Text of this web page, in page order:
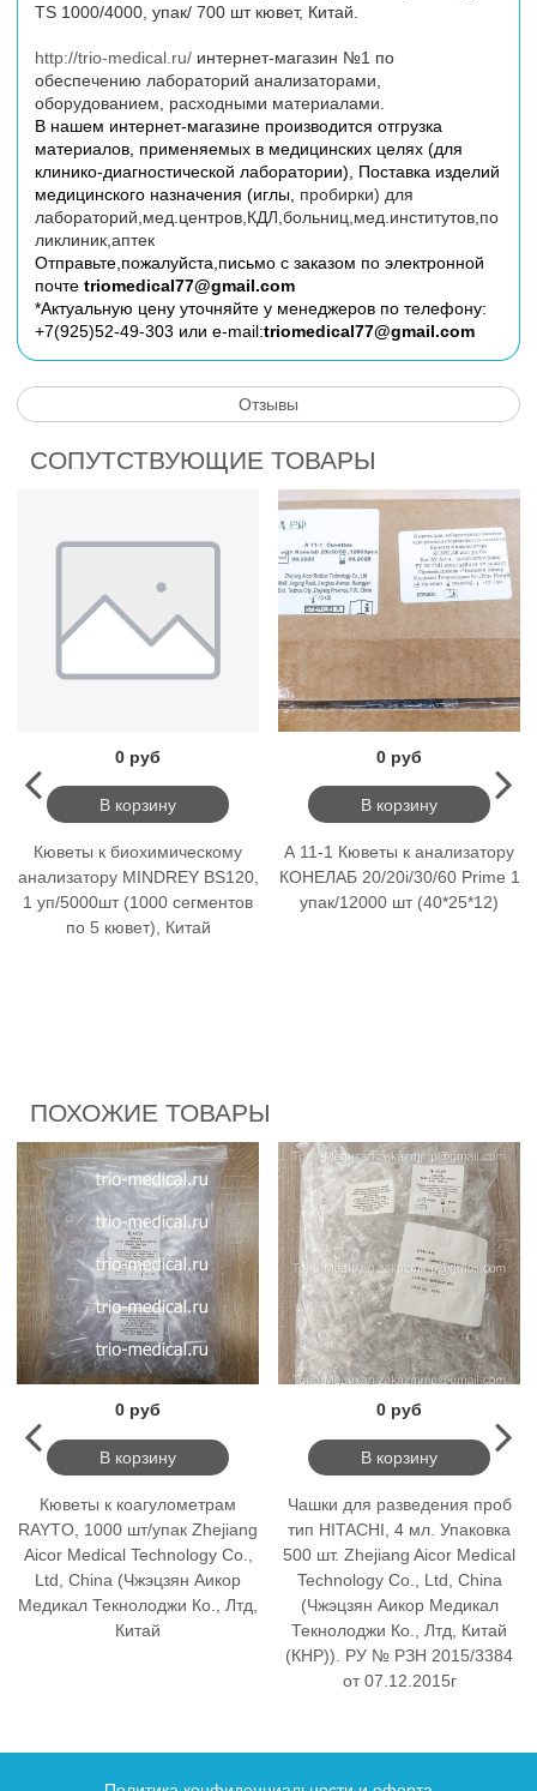
TS 1000/4000, упак/ 700 шт кювет, Китай.
http://trio-medical.ru/ интернет-магазин №1 по
обеспечению лабораторий анализаторами,
оборудованием, расходными материалами.
В нашем интернет-магазине производится отгрузка
материалов, применяемых в медицинских целях (для
клинико-диагностической лаборатории) , Поставка изделий
медицинского назначения (иглы, пробирки) для
лабораторий,мед.центров,КДЛ,больниц,мед.институтов,по
ликлиник,аптек
Отправьте,пожалуйста,письмо с заказом по электронной
почте triomedical77@gmail.com
*Актуальную цену уточняйте у менеджеров по телефону:
+7(925)52-49-303 или e-mail:triomedical77@gmail.com
Отзывы
СОПУТСТВУЮЩИЕ ТОВАРЫ
0 руб
В корзину
Кюветы к биохимическому
анализатору MINDREY BS120,
1 уп/5000шт (1000 сегментов
по 5 кювет), Китай
0 руб
В корзину
А 11-1 Кюветы к анализатору
КОНЕЛАБ 20/20i/30/60 Prime 1
упак/12000 шт (40*25*12)
ПОХОЖИЕ ТОВАРЫ
0 руб
В корзину
Кюветы к коагулометрам
RAYTO, 1000 шт/упак Zhejiang
Aicor Medical Technology Co.,
Ltd, China (Чжэцзян Аикор
Медикал Текнолоджи Ко., Лтд,
Китай
0 руб
В корзину
Чашки для разведения проб
тип HITACHI, 4 мл. Упаковка
500 шт. Zhejiang Aicor Medical
Technology Co., Ltd, China
(Чжэцзян Аикор Медикал
Текнолоджи Ко., Лтд, Китай
(КНР)). РУ № РЗН 2015/3384
от 07.12.2015г